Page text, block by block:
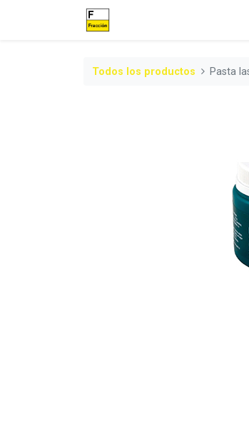
Todos los productos Pasta